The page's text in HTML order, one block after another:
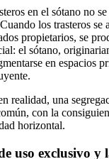
en el sótano no
los trasteros se
propietarios, se
el sótano,
en espacios
realidad, una
con la
horizontal.
uso exclusivo y